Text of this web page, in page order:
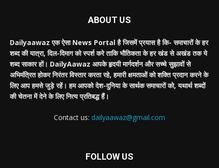
ABOUT US
Dailyaawaz एक ऐसा News Portal है जिसमें प्रयास है कि- समाचारों के हर
शब्द की यात्रा, दिल-दिमाग को स्पर्श करे ताकि भौतिकता के हर खंड से अखंड तक ये
शब्द साकार हों। DailyAawaz आपके हृदयी मार्गदर्शन और सच्चे सुझावों से
अभिमंत्रित होकर निरंतर विस्तार करता रहे, हमारी क्षमताओं को शक्ति प्रदान करने के
लिए आप हमसे जुड़े रहें। हम आपको देश-दुनिया के सार्थक समाचारों को, यथार्थ शब्दों
की चेतना में देने के लिए नित्य प्रतिबद्ध हैं।
Contact us: dailyaawaz@gmail.com
FOLLOW US